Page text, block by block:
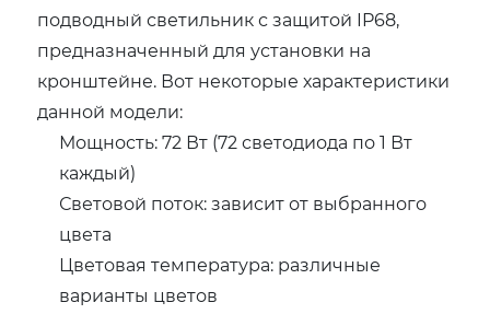
подводный светильник с защитой IP68,
предназначенный для установки на
кронштейне. Вот некоторые характеристики
данной модели:
Мощность: 72 Вт (72 светодиода по 1 Вт
каждый)
Световой поток: зависит от выбранного
цвета
Цветовая температура: различные
варианты цветов